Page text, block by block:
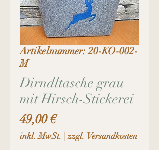
Artikelnummer: 20-KO-002-
M
Dirndltasche grau
mit Hirsch-Stickerei
49,00 €Preis
inkl. MwSt. |zzgl. Versandkosten